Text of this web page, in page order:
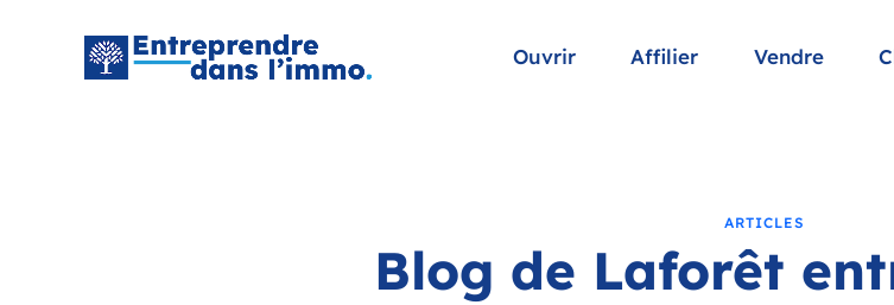
Ouvrir Affilier Vendre
ARTICLES
Blog de Laforêt